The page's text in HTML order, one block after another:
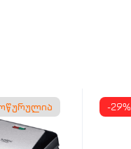
-29%